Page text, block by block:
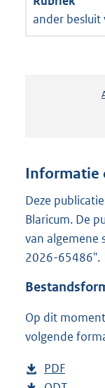
ander besluit
Informatie
Deze
Blaricum. De
van algemene
2026-65486".
Op dit
volgende
D
PDF